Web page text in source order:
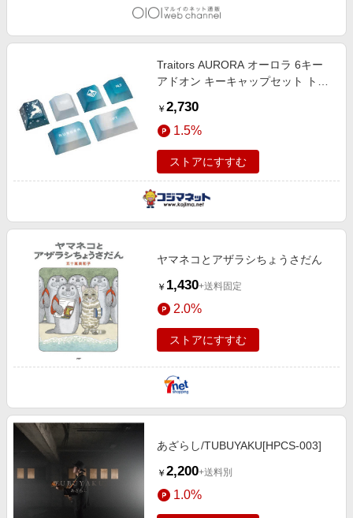
Traitors AURORA オーロラ 6キー
アドオン キーキャップセット トレ
keycapset
￥ 2,730
1.5%
ストアにすすむ
ヤマネコとアザラシちょうさだん
￥ 1,430+送料固定
2.0%
ストアにすすむ
あざらし/TUBUYAKU[HPCS-003]
￥ 2,200+送料別
1.0%